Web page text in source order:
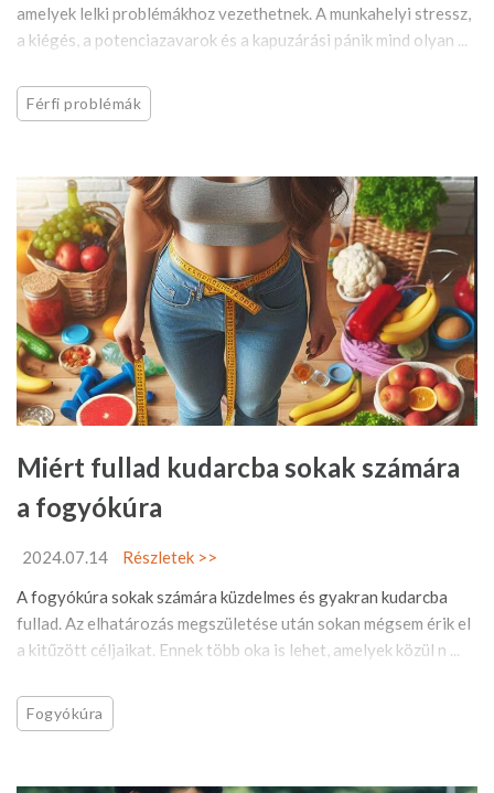
amelyek lelki problémákhoz vezethetnek. A munkahelyi stressz,
a kiégés, a potenciazavarok és a kapuzárási pánik mind olyan ...
Férfi problémák
Miért fullad kudarcba sokak számára
a fogyókúra
2024.07.14
Részletek >>
A fogyókúra sokak számára küzdelmes és gyakran kudarcba
fullad. Az elhatározás megszületése után sokan mégsem érik el
a kitűzött céljaikat. Ennek több oka is lehet, amelyek közül n ...
Fogyókúra